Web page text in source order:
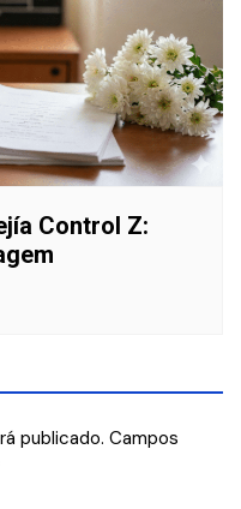
Control Z:
publicado. Campos